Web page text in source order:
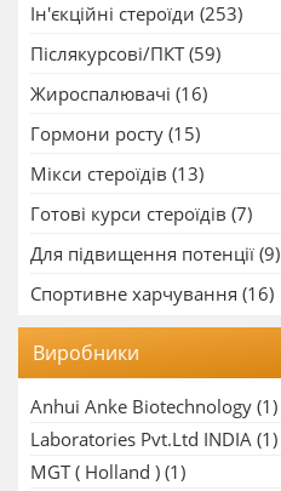
Ін'єкційні стероїди (253)
Післякурсові/ПКТ (59)
Жироспалювачі (16)
Гормони росту (15)
Мікси стероїдів (13)
Готові курси стероїдів (7)
Для підвищення потенції (9)
Спортивне харчування (16)
Виробники
Anhui Anke Biotechnology (1)
Laboratories Pvt.Ltd INDIA (1)
MGT ( Holland ) (1)